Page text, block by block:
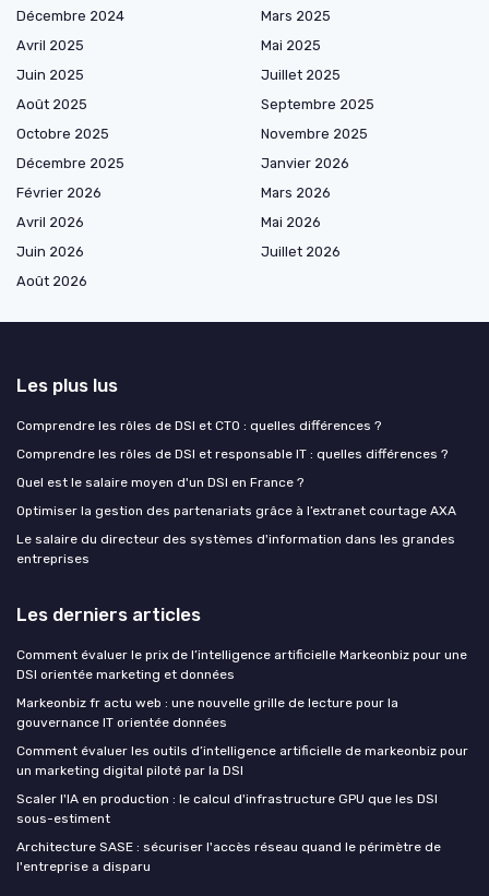
Décembre 2024
Mars 2025
Avril 2025
Mai 2025
Juin 2025
Juillet 2025
Août 2025
Septembre 2025
Octobre 2025
Novembre 2025
Décembre 2025
Janvier 2026
Février 2026
Mars 2026
Avril 2026
Mai 2026
Juin 2026
Juillet 2026
Août 2026
Les plus lus
Comprendre les rôles de DSI et CTO : quelles différences ?
Comprendre les rôles de DSI et responsable IT : quelles différences ?
Quel est le salaire moyen d'un DSI en France ?
Optimiser la gestion des partenariats grâce à l’extranet courtage AXA
Le salaire du directeur des systèmes d'information dans les grandes
entreprises
Les derniers articles
Comment évaluer le prix de l’intelligence artificielle Markeonbiz pour une
DSI orientée marketing et données
Markeonbiz fr actu web : une nouvelle grille de lecture pour la
gouvernance IT orientée données
Comment évaluer les outils d’intelligence artificielle de markeonbiz pour
un marketing digital piloté par la DSI
Scaler l'IA en production : le calcul d'infrastructure GPU que les DSI
sous-estiment
Architecture SASE : sécuriser l'accès réseau quand le périmètre de
l'entreprise a disparu